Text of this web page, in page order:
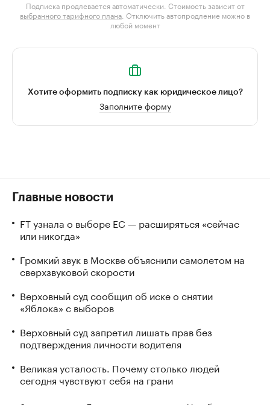
Подписка продлевается автоматически. Стоимость зависит от
выбранного тарифного плана . Отключить автопродление можно в
любой момент
Хотите оформить подписку как юридическое лицо?
Заполните форму
Главные новости
FT узнала о выборе ЕС — расширяться «сейчас
или никогда»
Громкий звук в Москве объяснили самолетом на
сверхзвуковой скорости
Верховный суд сообщил об иске о снятии
«Яблока» с выборов
Верховный суд запретил лишать прав без
подтверждения личности водителя
Великая усталость. Почему столько людей
сегодня чувствуют себя на грани